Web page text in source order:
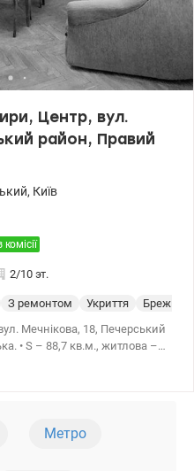
Центр, вул.
район, Правий
, Київ
комісії
2/10 эт.
З ремонтом Укриття
Мечнікова, 18, Печерський
• S – 88,7 кв.м., житлова –
кафе, навчальні
Метро